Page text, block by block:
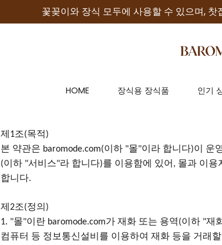
꽃꽂이와 장식 모두에 사용할 수 있으며,
HOME 장식용 장식품 인기
제 1조(목적)
본 약관은 baromode.com(이하 "몰"이라 합니다)이 운
(이하 "서비스"라 합니다)를 이용함에 있어 , 몰과 이용
합니다.
제 2조(정의 )
1. "몰"이란 baromode.com가 재화 또는 용역(이하 "재
컴퓨터 등 정보통신설비를 이용하여 재화 등을 거래